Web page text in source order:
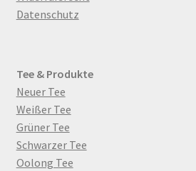
Datenschutz
Tee & Produkte
Neuer Tee
Weißer Tee
Grüner Tee
Schwarzer Tee
Oolong Tee